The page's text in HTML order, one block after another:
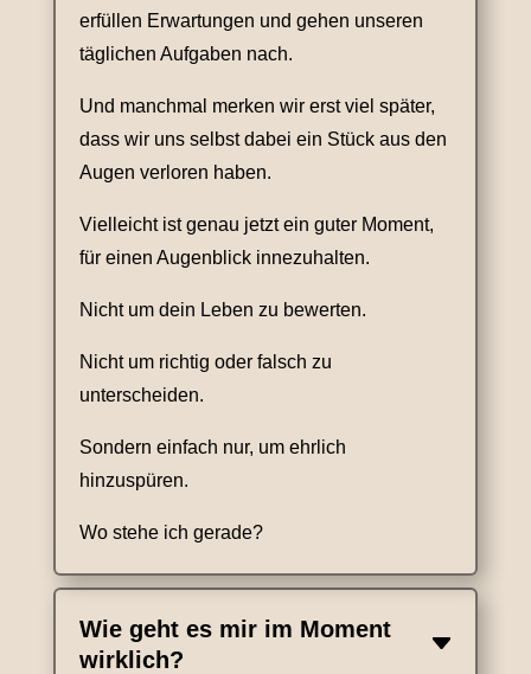
erfüllen Erwartungen und gehen unseren
täglichen Aufgaben nach.
Und manchmal merken wir erst viel später,
dass wir uns selbst dabei ein Stück aus den
Augen verloren haben.
Vielleicht ist genau jetzt ein guter Moment,
für einen Augenblick innezuhalten.
Nicht um dein Leben zu bewerten.
Nicht um richtig oder falsch zu
unterscheiden.
Sondern einfach nur, um ehrlich
hinzuspüren.
Wo stehe ich gerade?
Wie geht es mir im Moment
wirklich?